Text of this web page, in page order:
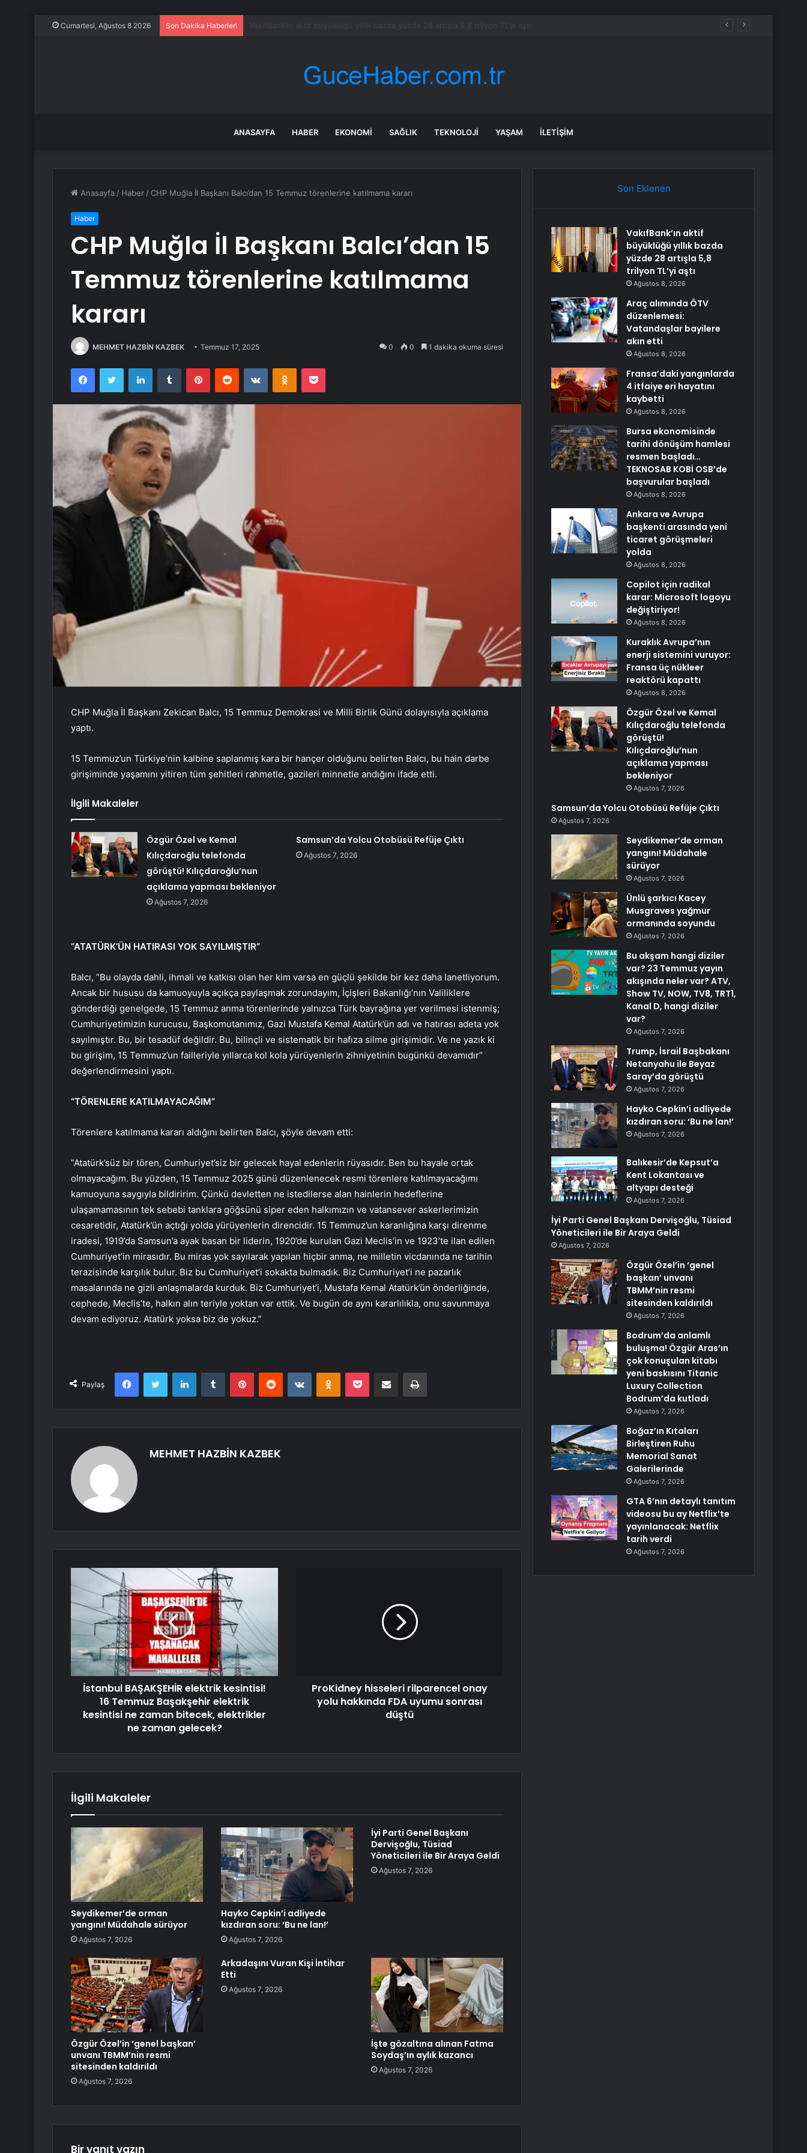
Cumartesi, Ağustos 8 2026 Son Dakika Haberleri
ANASAYFA HABER EKONOMI SAĞLIK TEKNOLOJI YAŞAM İLETIŞIM
Anasayfa / Haber / CHP Muğla İl Başkanı Balcı’dan 15 Temmuz törenlerine katılmama kararı
Haber
CHP Muğla İl Başkanı Balcı’dan 15
Temmuz törenlerine katılmama
kararı
MEHMET HAZBİN KAZBEK Temmuz 17, 2025 0 0 1 dakika okuma süresi
FacebookTwitter LinkedInTumblr PinterestReddit VKontakteOdnoklassniki
Pocket
CHP Muğla İl Başkanı Zekican Balcı, 15 Temmuz Demokrasi ve Milli Birlik Günü dolayısıyla açıklama
yaptı.
15 Temmuz’un Türkiye’nin kalbine saplanmış kara bir hançer olduğunu belirten Balcı, bu hain darbe
girişiminde yaşamını yitiren tüm şehitleri rahmetle, gazileri minnetle andığını ifade etti.
İlgili Makaleler
Özgür Özel ve Kemal
Kılıçdaroğlu telefonda
görüştü! Kılıçdaroğlu’nun
açıklama yapması bekleniyor
Ağustos 7, 2026
Samsun’da Yolcu Otobüsü Refüje Çıktı
Ağustos 7, 2026
“ATATÜRK’ÜN HATIRASI YOK SAYILMIŞTIR”
Balcı, “Bu olayda dahli, ihmali ve katkısı olan her kim varsa en güçlü şekilde bir kez daha lanetliyorum.
Ancak bir hususu da kamuoyuyla açıkça paylaşmak zorundayım, İçişleri Bakanlığı’nın Valiliklere
gönderdiği genelgede, 15 Temmuz anma törenlerinde yalnızca Türk bayrağına yer verilmesi istenmiş;
Cumhuriyetimizin kurucusu, Başkomutanımız, Gazi Mustafa Kemal Atatürk’ün adı ve hatırası adeta yok
sayılmıştır. Bu, bir tesadüf değildir. Bu, bilinçli ve sistematik bir hafıza silme girişimidir. Ve ne yazık ki
bu girişim, 15 Temmuz’un failleriyle yıllarca kol kola yürüyenlerin zihniyetinin bugünkü devamıdır”
değerlendirmesini yaptı.
“TÖRENLERE KATILMAYACAĞIM”
Törenlere katılmama kararı aldığını belirten Balcı, şöyle devam etti:
“Atatürk’süz bir tören, Cumhuriyet’siz bir gelecek hayal edenlerin rüyasıdır. Ben bu hayale ortak
olmayacağım. Bu yüzden, 15 Temmuz 2025 günü düzenlenecek resmi törenlere katılmayacağımı
kamuoyuna saygıyla bildiririm. Çünkü devletten ne istedilerse alan hainlerin hedeflerine
ulaşamamasının tek sebebi tanklara göğsünü siper eden halkımızın ve vatansever askerlerimizin
cesaretidir, Atatürk’ün açtığı yolda yürüyenlerin direncidir. 15 Temmuz’un karanlığına karşı direnme
iradesi, 1919’da Samsun’a ayak basan bir liderin, 1920’de kurulan Gazi Meclis’in ve 1923’te ilan edilen
Cumhuriyet’in mirasıdır. Bu miras yok sayılarak yapılan hiçbir anma, ne milletin vicdanında ne tarihin
terazisinde karşılık bulur. Biz bu Cumhuriyet’i sokakta bulmadık. Biz Cumhuriyet’i ne pazarlık
masalarında ne gizli anlaşmalarda kurduk. Biz Cumhuriyet’i, Mustafa Kemal Atatürk’ün önderliğinde,
cephede, Meclis’te, halkın alın teriyle yoktan var ettik. Ve bugün de aynı kararlılıkla, onu savunmaya
devam ediyoruz. Atatürk yoksa biz de yokuz.”
Paylaş
FacebookTwitter LinkedInTumblr PinterestReddit VKontakteOdnoklassniki
Pocket E-Posta ile paylaş Yazdır
MEHMET HAZBİN KAZBEK
İstanbul BAŞAKŞEHİR elektrik kesintisi!
16 Temmuz Başakşehir elektrik
kesintisi ne zaman bitecek, elektrikler
ne zaman gelecek?
ProKidney hisseleri rilparencel onay
yolu hakkında FDA uyumu sonrası
düştü
İlgili Makaleler
Seydikemer’de orman
yangını! Müdahale sürüyor
Ağustos 7, 2026
Hayko Cepkin’i adliyede
kızdıran soru: ‘Bu ne lan!’
Ağustos 7, 2026
İyi Parti Genel Başkanı
Dervişoğlu, Tüsiad
Yöneticileri ile Bir Araya Geldi
Ağustos 7, 2026
Özgür Özel’in ‘genel başkan’
unvanı TBMM’nin resmi
sitesinden kaldırıldı
Ağustos 7, 2026
Arkadaşını Vuran Kişi İntihar
Etti
Ağustos 7, 2026
İşte gözaltına alınan Fatma
Soydaş’ın aylık kazancı
Ağustos 7, 2026
Bir yanıt yazın
Son Eklenen
VakıfBank’ın aktif
büyüklüğü yıllık bazda
yüzde 28 artışla 5,8
trilyon TL’yi aştı
Ağustos 8, 2026
Araç alımında ÖTV
düzenlemesi:
Vatandaşlar bayilere
akın etti
Ağustos 8, 2026
Fransa’daki yangınlarda
4 itfaiye eri hayatını
kaybetti
Ağustos 8, 2026
Bursa ekonomisinde
tarihi dönüşüm hamlesi
resmen başladı…
TEKNOSAB KOBİ OSB’de
başvurular başladı
Ağustos 8, 2026
Ankara ve Avrupa
başkenti arasında yeni
ticaret görüşmeleri
yolda
Ağustos 8, 2026
Copilot için radikal
karar: Microsoft logoyu
değiştiriyor!
Ağustos 8, 2026
Kuraklık Avrupa’nın
enerji sistemini vuruyor:
Fransa üç nükleer
reaktörü kapattı
Ağustos 8, 2026
Özgür Özel ve Kemal
Kılıçdaroğlu telefonda
görüştü!
Kılıçdaroğlu’nun
açıklama yapması
bekleniyor
Ağustos 7, 2026
Samsun’da Yolcu Otobüsü Refüje Çıktı
Ağustos 7, 2026
Seydikemer’de orman
yangını! Müdahale
sürüyor
Ağustos 7, 2026
Ünlü şarkıcı Kacey
Musgraves yağmur
ormanında soyundu
Ağustos 7, 2026
Bu akşam hangi diziler
var? 23 Temmuz yayın
akışında neler var? ATV,
Show TV, NOW, TV8, TRT1,
Kanal D, hangi diziler
var?
Ağustos 7, 2026
Trump, İsrail Başbakanı
Netanyahu ile Beyaz
Saray’da görüştü
Ağustos 7, 2026
Hayko Cepkin’i adliyede
kızdıran soru: ‘Bu ne lan!’
Ağustos 7, 2026
Balıkesir’de Kepsut’a
Kent Lokantası ve
altyapı desteği
Ağustos 7, 2026
İyi Parti Genel Başkanı Dervişoğlu, Tüsiad
Yöneticileri ile Bir Araya Geldi
Ağustos 7, 2026
Özgür Özel’in ‘genel
başkan’ unvanı
TBMM’nin resmi
sitesinden kaldırıldı
Ağustos 7, 2026
Bodrum’da anlamlı
buluşma! Özgür Aras’ın
çok konuşulan kitabı
yeni baskısını Titanic
Luxury Collection
Bodrum’da kutladı
Ağustos 7, 2026
Boğaz’ın Kıtaları
Birleştiren Ruhu
Memorial Sanat
Galerilerinde
Ağustos 7, 2026
GTA 6’nın detaylı tanıtım
videosu bu ay Netflix’te
yayınlanacak: Netflix
tarih verdi
Ağustos 7, 2026